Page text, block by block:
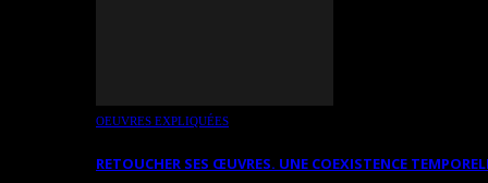
OEUVRES EXPLIQUÉES
RETOUCHER SES ŒUVRES. UNE COEXISTENCE